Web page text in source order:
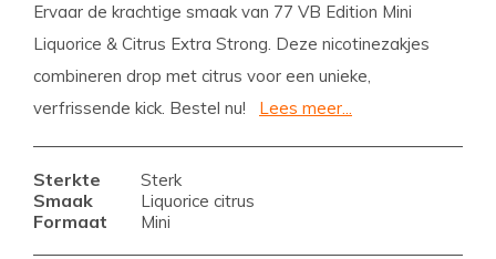
Ervaar de krachtige smaak van 77 VB Edition Mini
Liquorice & Citrus Extra Strong. Deze nicotinezakjes
combineren drop met citrus voor een unieke,
verfrissende kick. Bestel nu!
Lees meer...
Sterkte Sterk
Smaak Liquorice citrus
Formaat Mini